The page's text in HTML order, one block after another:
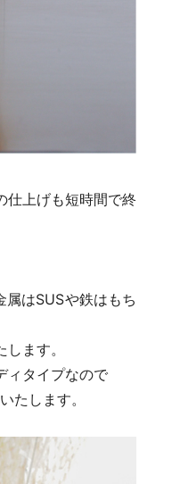
仕上げも短時間で終
はSUSや鉄はもち
ます。
ィタイプなので
たします。